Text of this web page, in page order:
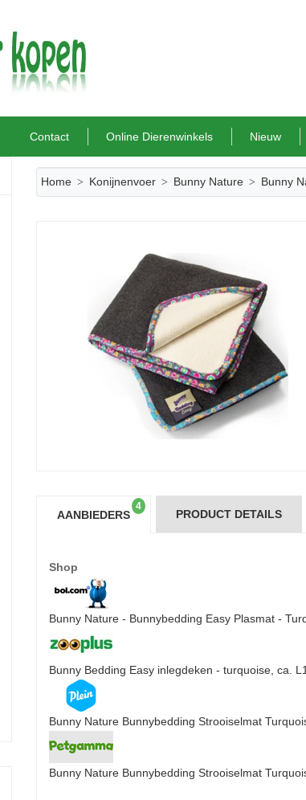
Contact Online Dierenwinkels Nieuw
Home Konijnenvoer Bunny Nature Bunny
AANBIEDERS
4
PRODUCT DETAILS
Shop
Bunny Nature - Bunnybedding Easy Plasmat -
Bunny Bedding Easy inlegdeken - turquoise, ca.
Bunny Nature Bunnybedding Strooiselmat
Bunny Nature Bunnybedding Strooiselmat